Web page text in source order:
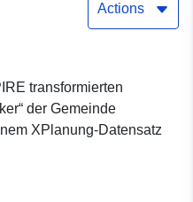
Actions
transformierten
der Gemeinde
XPlanung-Datensatz